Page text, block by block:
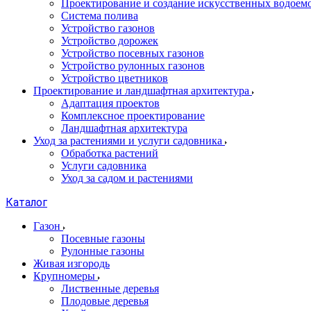
Проектирование и создание искусственных
Система полива
Устройство газонов
Устройство дорожек
Устройство посевных газонов
Устройство рулонных газонов
Устройство цветников
Проектирование и ландшафтная архитектура
Адаптация проектов
Комплексное проектирование
Ландшафтная архитектура
Уход за растениями и услуги садовника
Обработка растений
Услуги садовника
Уход за садом и растениями
Каталог
Газон
Посевные газоны
Рулонные газоны
Живая изгородь
Крупномеры
Лиственные деревья
Плодовые деревья